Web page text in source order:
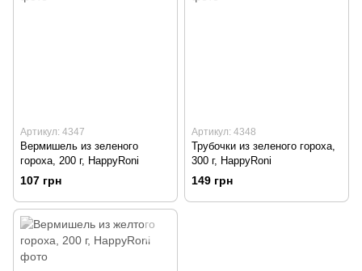
Артикул: 4347
Вермишель из зеленого
гороха, 200 г, HappyRoni
107 грн
Артикул: 4348
Трубочки из зеленого гороха,
300 г, HappyRoni
149 грн